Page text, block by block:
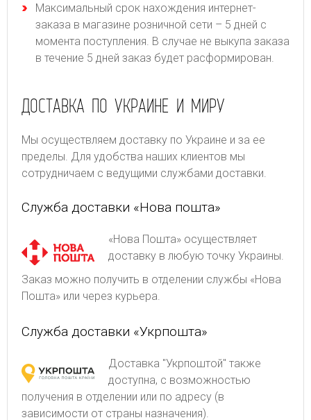
Максимальный срок нахождения интернет-
заказа в магазине розничной сети – 5 дней с
момента поступления. В случае не выкупа заказа
в течение 5 дней заказ будет расформирован.
ДОСТАВКА ПО УКРАИНЕ И МИРУ
Мы осуществляем доставку по Украине и за ее
пределы. Для удобства наших клиентов мы
сотрудничаем с ведущими службами доставки.
Служба доставки «Нова пошта»
«Нова Пошта» осуществляет
доставку в любую точку Украины.
Заказ можно получить в отделении службы «Нова
Пошта» или через курьера.
Служба доставки «Укрпошта»
Доставка "Укрпоштой" также
доступна, с возможностью
получения в отделении или по адресу (в
зависимости от страны назначения).